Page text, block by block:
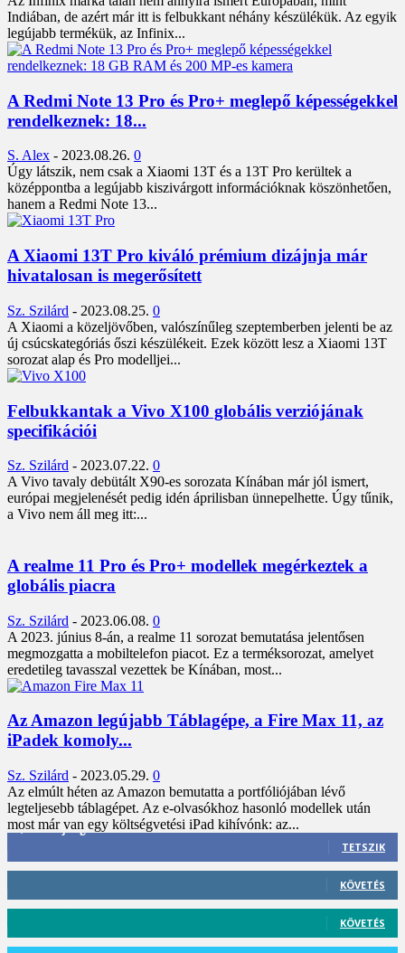
Indiában, de azért már itt is felbukkant néhány készülékük. Az egyik
legújabb termékük, az Infinix...
A Redmi Note 13 Pro és Pro+ meglepő képességekkel
rendelkeznek: 18...
S. Alex - 2023.08.26. 0
Úgy látszik, nem csak a Xiaomi 13T és a 13T Pro kerültek a
középpontba a legújabb kiszivárgott információknak köszönhetően,
hanem a Redmi Note 13...
A Xiaomi 13T Pro kiváló prémium dizájnja már
hivatalosan is megerősített
Sz. Szilárd - 2023.08.25. 0
A Xiaomi a közeljövőben, valószínűleg szeptemberben jelenti be az
új csúcskategóriás őszi készülékeit. Ezek között lesz a Xiaomi 13T
sorozat alap és Pro modelljei...
Felbukkantak a Vivo X100 globális verziójának
specifikációi
Sz. Szilárd - 2023.07.22. 0
A Vivo tavaly debütált X90-es sorozata Kínában már jól ismert,
európai megjelenését pedig idén áprilisban ünnepelhette. Úgy tűnik,
a Vivo nem áll meg itt:...
A realme 11 Pro és Pro+ modellek megérkeztek a
globális piacra
Sz. Szilárd - 2023.06.08. 0
A 2023. június 8-án, a realme 11 sorozat bemutatása jelentősen
megmozgatta a mobiltelefon piacot. Ez a terméksorozat, amelyet
eredetileg tavasszal vezettek be Kínában, most...
Az Amazon legújabb Táblagépe, a Fire Max 11, az
iPadek komoly...
Sz. Szilárd - 2023.05.29. 0
Az elmúlt héten az Amazon bemutatta a portfóliójában lévő
legteljesebb táblagépet. Az e-olvasókhoz hasonló modellek után
most már van egy költségvetési iPad kihívónk: az...
3,452 Rajongók
TETSZIK
KÖVETÉS
KÖVETÉS